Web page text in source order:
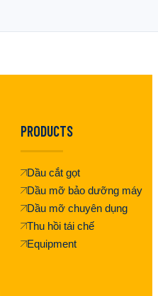
PRODUCTS
Dầu cắt gọt
Dầu mỡ bảo dưỡng máy
Dầu mỡ chuyên dụng
Thu hồi tái chế
Equipment